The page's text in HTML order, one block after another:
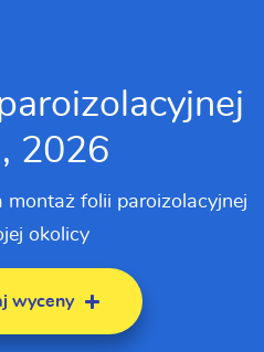
2026
montaż folii paroizolacyjnej
okolicy
wyceny